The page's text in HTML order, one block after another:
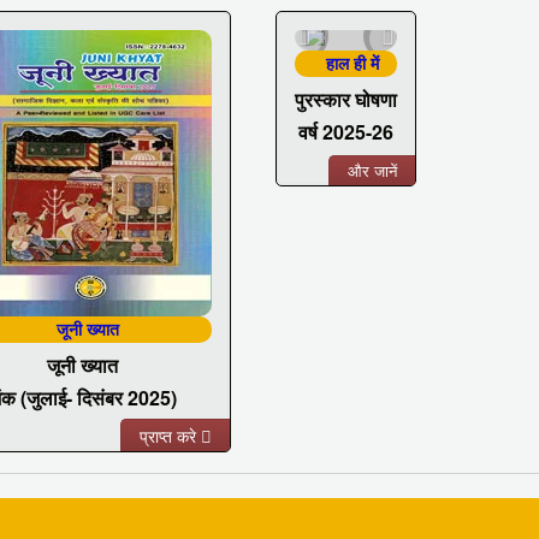
जूनी ख्यात
जूनी ख्यात
(जुलाई- दिसंबर 2025)
प्राप्त करे
हाल ही में
पुरस्कार घोषणा
वर्ष 2025-26
और जानें